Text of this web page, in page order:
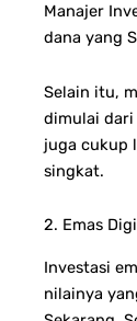
Manajer
dana yang
Selain itu,
dimulai
juga cukup
singkat.
2. Emas
Investasi
nilainya